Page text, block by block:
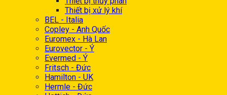
Thiết bị xử lý khí
BEL - Italia
Copley - Anh Quốc
Euromex - Hà Lan
Eurovector - Ý
Evermed - Ý
Fritsch - Đức
Hamilton - UK
Hermle - Đức